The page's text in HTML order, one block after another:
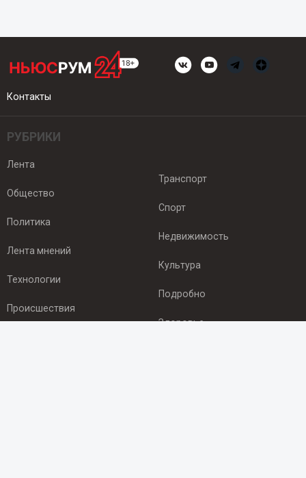
Контакты
РУБРИКИ
Лента
Общество
Политика
Лента мнений
Технологии
Происшествия
Транспорт
Спорт
Недвижимость
Культура
Подробно
Здоровье